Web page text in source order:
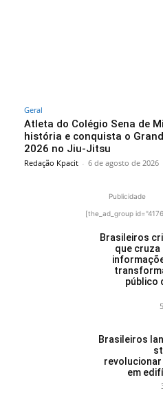
Geral
Atleta do Colégio Sena de
história e conquista o
2026 no Jiu-Jitsu
Redação Kpacit - 6 de agosto de 2026
Publicidade
[the_ad_group
Brasileiros
que cruza
público
Brasileiros
revolucionar
em